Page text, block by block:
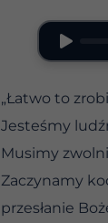
„Łatwo to
Jesteśmy
Musimy
Zaczynamy
przesłanie